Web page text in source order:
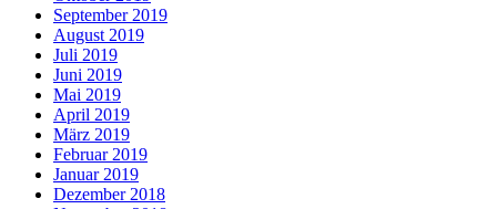
September 2019
August 2019
Juli 2019
Juni 2019
Mai 2019
April 2019
März 2019
Februar 2019
Januar 2019
Dezember 2018